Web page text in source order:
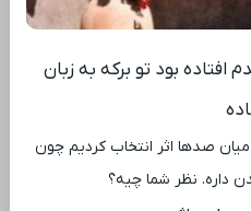
بود تو برکه به زبان
صدها اثر انتخاب کردیم چون
داره. نظر شما چیه؟